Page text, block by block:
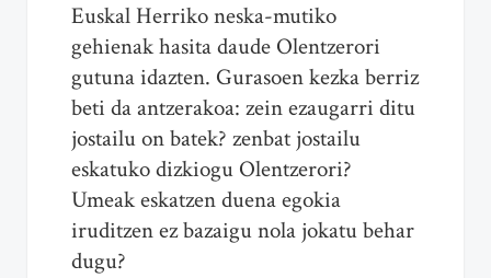
Euskal Herriko neska-mutiko
gehienak hasita daude Olentzerori
gutuna idazten. Gurasoen kezka berriz
beti da antzerakoa: zein ezaugarri ditu
jostailu on batek? zenbat jostailu
eskatuko dizkiogu Olentzerori?
Umeak eskatzen duena egokia
iruditzen ez bazaigu nola jokatu behar
dugu?